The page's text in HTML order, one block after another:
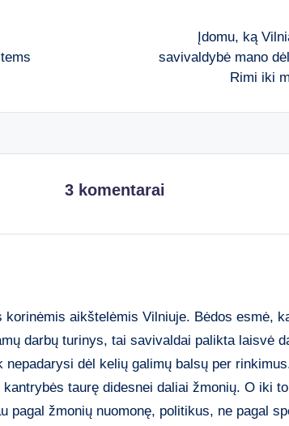
Įdomu, ką
savivaldybė mano
Rimi iki
3 komentarai
aikštelėmis Vilniuje. Bėdos esmė,
darbų turinys, tai savivaldai palikta laisvė
nepadarysi dėl kelių galimų balsų per
taurę didesnei daliai žmonių. O iki
pagal žmonių nuomonę, politikus, ne pagal